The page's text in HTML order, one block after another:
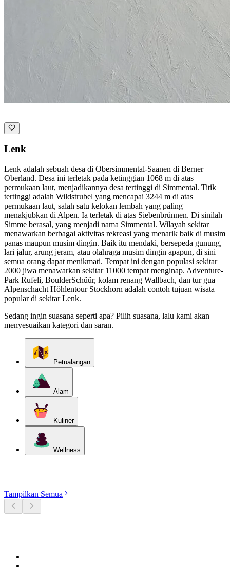
Lenk
Lenk adalah sebuah desa di Obersimmental-Saanen di Berner
Oberland. Desa ini terletak pada ketinggian 1068 m di atas
permukaan laut, menjadikannya desa tertinggi di Simmental. Titik
tertinggi adalah Wildstrubel yang mencapai 3244 m di atas
permukaan laut, salah satu kelokan lembah yang paling
menakjubkan di Alpen. Ia terletak di atas Siebenbrünnen. Di sinilah
Simme berasal, yang menjadi nama Simmental. Wilayah sekitar
menawarkan berbagai aktivitas rekreasi yang menarik baik di musim
panas maupun musim dingin. Baik itu mendaki, bersepeda gunung,
lari jalur, arung jeram, atau olahraga musim dingin apapun, di sini
semua orang dapat menikmati. Tempat ini dengan populasi sekitar
2000 jiwa menawarkan sekitar 11000 tempat menginap. Adventure-
Park Rufeli, BoulderSchüür, kolam renang Wallbach, dan tur gua
Alpenschacht Höhlentour Stockhorn adalah contoh tujuan wisata
popular di sekitar Lenk.
Sedang ingin suasana seperti apa? Pilih suasana, lalu kami akan
menyesuaikan kategori dan saran.
Petualangan
Alam
Kuliner
Wellness
Tampilkan Semua